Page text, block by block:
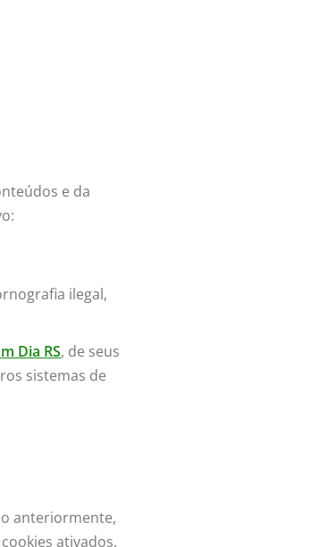
e da
ilegal,
Dia RS, de seus
sistemas de
anteriormente,
ativados,